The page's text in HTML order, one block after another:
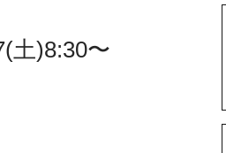
土)8:30〜